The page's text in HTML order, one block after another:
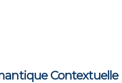
Contextuelle